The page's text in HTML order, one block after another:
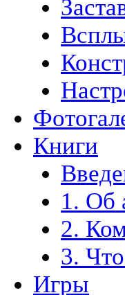
Книги
1. Об
2.
3.
Игры